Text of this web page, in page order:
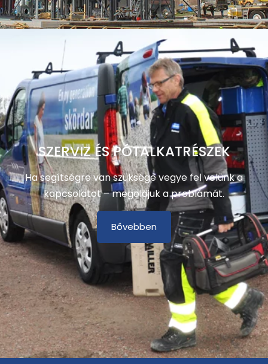
SZERVIZ ÉS PÓTALKATRÉSZEK
Ha segítségre van szüksége vegye fel velünk a
kapcsolatot – megoldjuk a problámát.
Bővebben